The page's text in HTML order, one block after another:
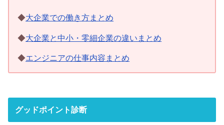
◆大企業での働き方まとめ
◆大企業と中小・零細企業の違いまとめ
◆エンジニアの仕事内容まとめ
グッドポイント診断